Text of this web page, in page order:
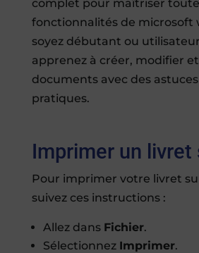
Imprimer un livret
Pour imprimer votre livret
suivez ces instructions :
Allez dans Fichier.
Sélectionnez Imprimer.